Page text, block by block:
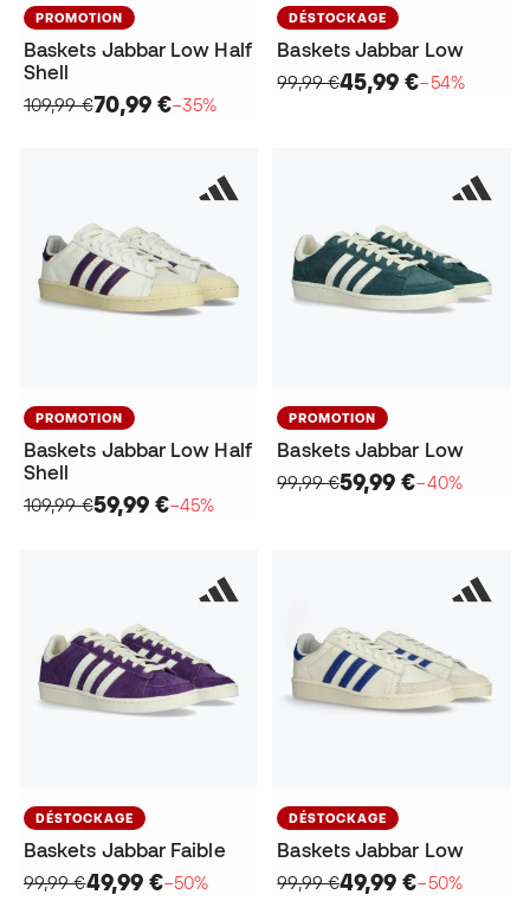
PROMOTION
Baskets Jabbar Low Half
Shell
109,99 €70,99 €−35%
DÉSTOCKAGE
Baskets Jabbar Low
99,99 €45,99 €−54%
PROMOTION
Baskets Jabbar Low Half
Shell
109,99 €59,99 €−45%
PROMOTION
Baskets Jabbar Low
99,99 €59,99 €−40%
DÉSTOCKAGE
Baskets Jabbar Faible
99,99 €49,99 €−50%
DÉSTOCKAGE
Baskets Jabbar Low
99,99 €49,99 €−50%